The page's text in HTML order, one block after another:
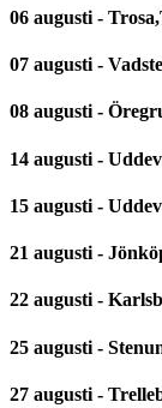
06 augusti -
07 augusti -
08 augusti -
14 augusti -
15 augusti -
21 augusti -
22 augusti -
25 augusti -
27 augusti -